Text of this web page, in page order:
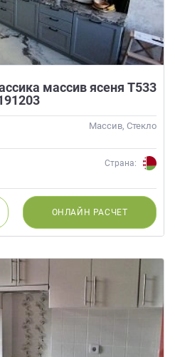
массив ясеня Т533
Массив, Стекло
Страна:
ОНЛАЙН РАСЧЕТ